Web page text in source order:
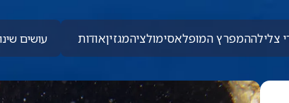
צלילההמפרץ המופלאסימולציהמגזיןאודות עושים